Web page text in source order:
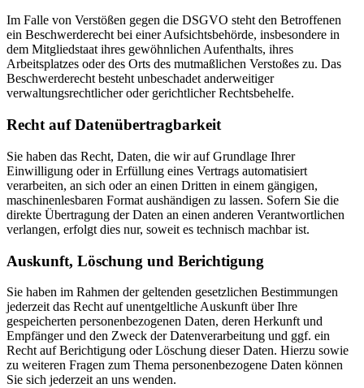
Im Falle von Verstößen gegen die DSGVO steht den Betroffenen
ein Beschwerderecht bei einer Aufsichtsbehörde, insbesondere in
dem Mitgliedstaat ihres gewöhnlichen Aufenthalts, ihres
Arbeitsplatzes oder des Orts des mutmaßlichen Verstoßes zu. Das
Beschwerderecht besteht unbeschadet anderweitiger
verwaltungsrechtlicher oder gerichtlicher Rechtsbehelfe.
Recht auf Daten­übertrag­barkeit
Sie haben das Recht, Daten, die wir auf Grundlage Ihrer
Einwilligung oder in Erfüllung eines Vertrags automatisiert
verarbeiten, an sich oder an einen Dritten in einem gängigen,
maschinenlesbaren Format aushändigen zu lassen. Sofern Sie die
direkte Übertragung der Daten an einen anderen Verantwortlichen
verlangen, erfolgt dies nur, soweit es technisch machbar ist.
Auskunft, Löschung und Berichtigung
Sie haben im Rahmen der geltenden gesetzlichen Bestimmungen
jederzeit das Recht auf unentgeltliche Auskunft über Ihre
gespeicherten personenbezogenen Daten, deren Herkunft und
Empfänger und den Zweck der Datenverarbeitung und ggf. ein
Recht auf Berichtigung oder Löschung dieser Daten. Hierzu sowie
zu weiteren Fragen zum Thema personenbezogene Daten können
Sie sich jederzeit an uns wenden.